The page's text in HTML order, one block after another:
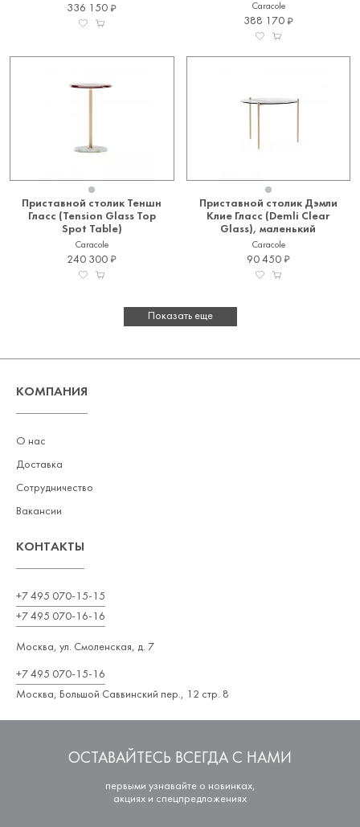
336 150 Caracole
388 170
Приставной столик Теншн
Гласс (Tension Glass Top
Spot Table)
Caracole
240 300
Приставной столик Дэмли
Клие Гласс (Demli Clear
Glass), маленький
Caracole
90 450
Показать еще
КОМПАНИЯ
О нас
Доставка
Сотрудничество
Вакансии
КОНТАКТЫ
+7 495 070-15-15
+7 495 070-16-16
Москва, ул. Смоленская, д. 7
+7 495 070-15-16
Москва, Большой Саввинский пер., 12 стр. 8
ОСТАВАЙТЕСЬ ВСЕГДА С НАМИ
первыми узнавайте о новинках,
акциях и спецпредложениях